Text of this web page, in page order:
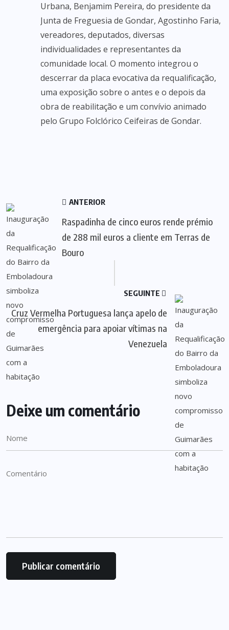
Urbana, Benjamim Pereira, do presidente da
Junta de Freguesia de Gondar, Agostinho Faria,
vereadores, deputados, diversas
individualidades e representantes da
comunidade local. O momento integrou o
descerrar da placa evocativa da requalificação,
uma exposição sobre o antes e o depois da
obra de reabilitação e um convívio animado
pelo Grupo Folclórico Ceifeiras de Gondar.
ANTERIOR
Raspadinha de cinco euros rende prémio
de 288 mil euros a cliente em Terras de
Bouro
SEGUINTE
Cruz Vermelha Portuguesa lança apelo de
emergência para apoiar vítimas na
Venezuela
Deixe um comentário